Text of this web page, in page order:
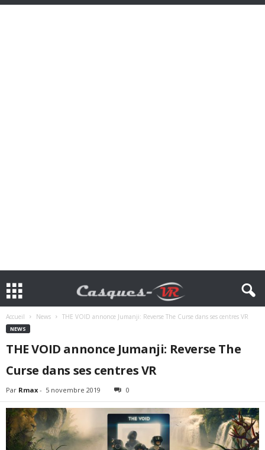
Accueil News THE VOID annonce Jumanji: Reverse The Curse dans ses centres VR
NEWS
THE VOID annonce Jumanji: Reverse The
Curse dans ses centres VR
Par Rmax - 5 novembre 2019 0